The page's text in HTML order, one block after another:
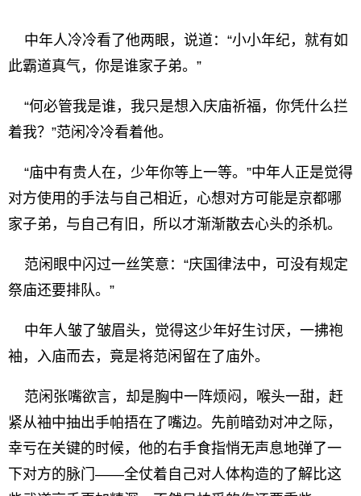
中年人冷冷看了他两眼，说道：“小小年纪，就有如
此霸道真气，你是谁家子弟。”
“何必管我是谁，我只是想入庆庙祈福，你凭什么拦
着我？”范闲冷冷看着他。
“庙中有贵人在，少年你等上一等。”中年人正是觉得
对方使用的手法与自己相近，心想对方可能是京都哪
家子弟，与自己有旧，所以才渐渐散去心头的杀机。
范闲眼中闪过一丝笑意：“庆国律法中，可没有规定
祭庙还要排队。”
中年人皱了皱眉头，觉得这少年好生讨厌，一拂袍
袖，入庙而去，竟是将范闲留在了庙外。
范闲张嘴欲言，却是胸中一阵烦闷，喉头一甜，赶
紧从袖中抽出手帕捂在了嘴边。先前暗劲对冲之际，
幸亏在关键的时候，他的右手食指悄无声息地弹了一
下对方的脉门——全仗着自己对人体构造的了解比这